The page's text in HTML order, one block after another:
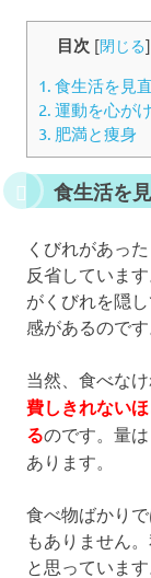
目次 [閉じる]
1. 食生活を見
2. 運動を心が
3. 肥満と痩身
食生活を
くびれがあっ
反省していま
がくびれを隠
感があるのです
当然、食べな
費しきれない
るのです。量
あります。
食べ物ばかり
もありません
と思っています